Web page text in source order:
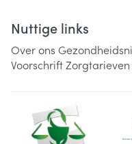
Nuttige links
Over ons
VoorschriftZorgtarieven